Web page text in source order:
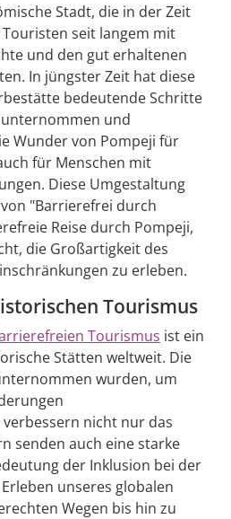
Stadt, die in der Zeit
seit langem mit
und den gut erhaltenen
In jüngster Zeit hat diese
bedeutende Schritte
und
Wunder von Pompeji für
für Menschen mit
Diese Umgestaltung
"Barrierefrei durch
Reise durch Pompeji,
die Großartigkeit des
zu erleben.
Tourismus
Tourismus ist ein
Stätten weltweit. Die
wurden, um
nicht nur das
senden auch eine starke
der Inklusion bei der
unseres globalen
Wegen bis hin zu